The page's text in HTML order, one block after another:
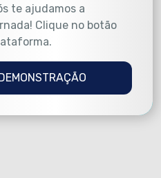
te ajudamos a
Clique no botão